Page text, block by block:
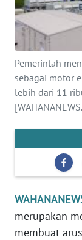
Pemerintah
sebagai motor
lebih dari 11
merupakan
membuat
SERBA-SERBI
PENDIDIKAN
OLAHRAGA
OPINI
EDITORIAL
Informasi
INDEKS
BERITA